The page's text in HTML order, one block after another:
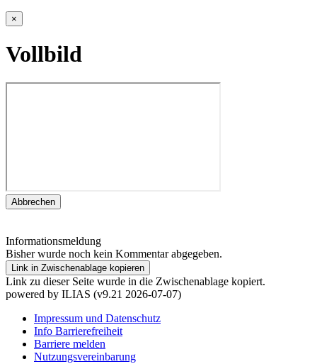
×
Vollbild
Abbrechen
Informationsmeldung
Bisher wurde noch kein Kommentar abgegeben.
Link in Zwischenablage kopieren
Link zu dieser Seite wurde in die Zwischenablage kopiert.
powered by ILIAS (v9.21 2026-07-07)
Impressum und Datenschutz
Info Barrierefreiheit
Barriere melden
Nutzungsvereinbarung